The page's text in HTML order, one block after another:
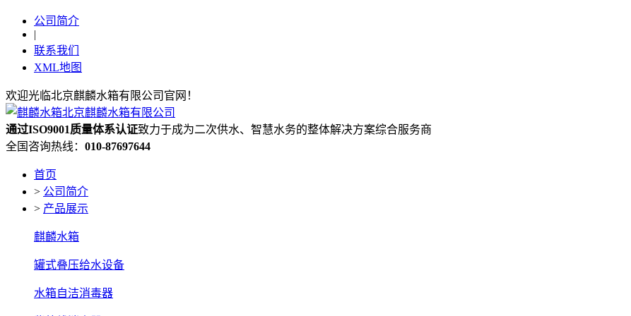
公司简介
|
联系我们
XML地图
欢迎光临北京麒麟水箱有限公司官网！
通过ISO9001质量体系认证致力于成为二次供水、智慧水务的整体解决方案综合服务商
全国咨询热线： 010-87697644
首页
> 公司简介
> 产品展示
麒麟水箱
罐式叠压给水设备
水箱自洁消毒器